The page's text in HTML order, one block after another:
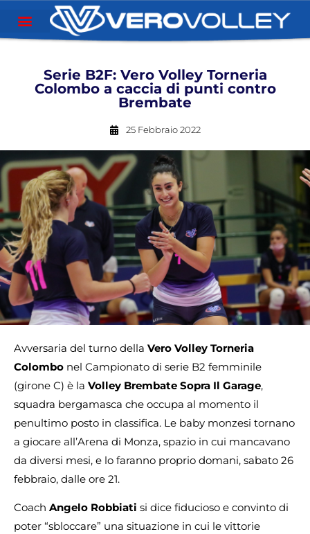
Serie B2F: Vero Volley Torneria
Colombo a caccia di punti contro
Brembate
25 Febbraio 2022
Avversaria del turno della Vero Volley Torneria
Colombo nel Campionato di serie B2 femminile
(girone C) è la Volley Brembate Sopra Il Garage,
squadra bergamasca che occupa al momento il
penultimo posto in classifica. Le baby monzesi tornano
a giocare all’Arena di Monza, spazio in cui mancavano
da diversi mesi, e lo faranno proprio domani, sabato 26
febbraio, dalle ore 21.
Coach Angelo Robbiati si dice fiducioso e convinto di
poter “sbloccare” una situazione in cui le vittorie